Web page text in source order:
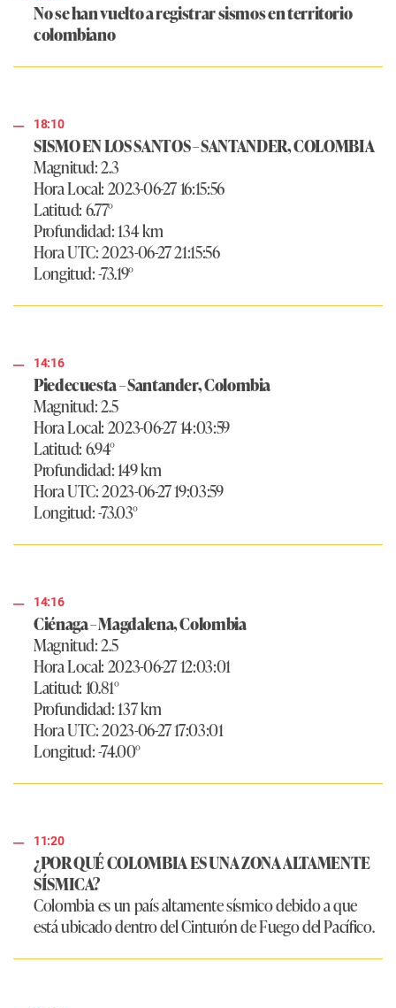
No se han vuelto a registrar sismos en territorio
colombiano
18:10
SISMO EN LOS SANTOS – SANTANDER, COLOMBIA
Magnitud: 2.3
Hora Local: 2023-06-27 16:15:56
Latitud: 6.77°
Profundidad: 134 km
Hora UTC: 2023-06-27 21:15:56
Longitud: -73.19°
14:16
Piedecuesta – Santander, Colombia
Magnitud: 2.5
Hora Local: 2023-06-27 14:03:59
Latitud: 6.94°
Profundidad: 149 km
Hora UTC: 2023-06-27 19:03:59
Longitud: -73.03°
14:16
Ciénaga – Magdalena, Colombia
Magnitud: 2.5
Hora Local: 2023-06-27 12:03:01
Latitud: 10.81°
Profundidad: 137 km
Hora UTC: 2023-06-27 17:03:01
Longitud: -74.00°
11:20
¿POR QUÉ COLOMBIA ES UNA ZONA ALTAMENTE
SÍSMICA?
Colombia es un país altamente sísmico debido a que
está ubicado dentro del Cinturón de Fuego del Pacífico.